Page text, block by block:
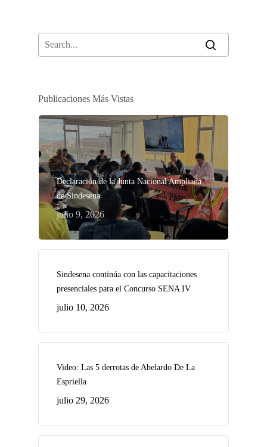
Publicaciones Más Vistas
Declaración de la Junta Nacional Ampliada
de Sindesena
julio 9, 2026
Sindesena continúa con las capacitaciones
presenciales para el Concurso SENA IV
julio 10, 2026
Video: Las 5 derrotas de Abelardo De La
Espriella
julio 29, 2026